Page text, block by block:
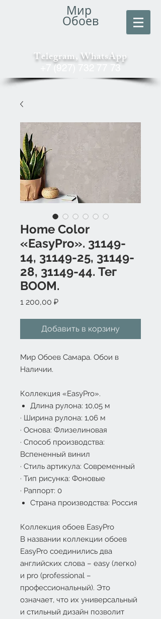
Мир
Обоев
Telegram, WhatsApp
+7 (927) 732 77 73
Home Color
«EasyPro». 31149-
14, 31149-25, 31149-
28, 31149-44. Тег
BOOM.
1 200,00 ₽Цена
Добавить в корзину
Мир Обоев Самара. Обои в
Наличии.
Коллекция «EasyPro».
Длина рулона: 10,05 м
· Ширина рулона: 1,06 м
· Основа: Флизелиновая
· Способ производства:
Вспененный винил
· Стиль артикула: Современный
· Тип рисунка: Фоновые
· Раппорт: 0
Страна производства: Россия
Коллекция обоев EasyPro
В названии коллекции обоев
EasyPro соединились два
английских слова – easy (легко)
и pro (professional –
профессиональный). Это
означает, что их универсальный
и стильный дизайн позволит